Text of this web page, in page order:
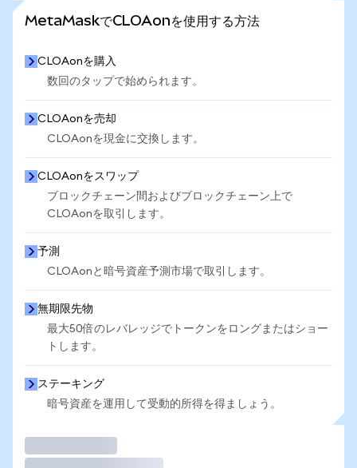
MetaMaskでCLOAonを使用する方法
CLOAonを購入
数回のタップで始められます。
CLOAonを売却
CLOAonを現金に交換します。
CLOAonをスワップ
ブロックチェーン間およびブロックチェーン上で
CLOAonを取引します。
予測
CLOAonと暗号資産予測市場で取引します。
無期限先物
最大50倍のレバレッジでトークンをロングまたはショー
トします。
ステーキング
暗号資産を運用して受動的所得を得ましょう。